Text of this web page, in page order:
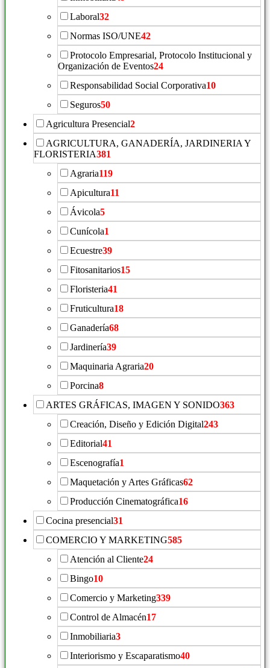
Laboral32
Normas ISO/UNE42
Protocolo Empresarial, Protocolo Institucional y
Organización de Eventos24
Responsabilidad Social Corporativa10
Seguros50
Agricultura Presencial2
AGRICULTURA, GANADERÍA, JARDINERIA Y
FLORISTERIA381
Agraria119
Apicultura11
Ávicola5
Cunícola1
Ecuestre39
Fitosanitarios15
Floristeria41
Fruticultura18
Ganadería68
Jardinería39
Maquinaria Agraria20
Porcina8
ARTES GRÁFICAS, IMAGEN Y SONIDO363
Creación, Diseño y Edición Digital243
Editorial41
Escenografía1
Maquetación y Artes Gráficas62
Producción Cinematográfica16
Cocina presencial31
COMERCIO Y MARKETING585
Atención al Cliente24
Bingo10
Comercio y Marketing339
Control de Almacén17
Inmobiliaria3
Interiorismo y Escaparatismo40